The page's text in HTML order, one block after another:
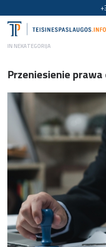
IN NEKATEGORIJA
Przeniesienie